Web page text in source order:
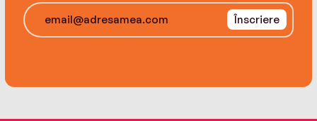
Înscriere